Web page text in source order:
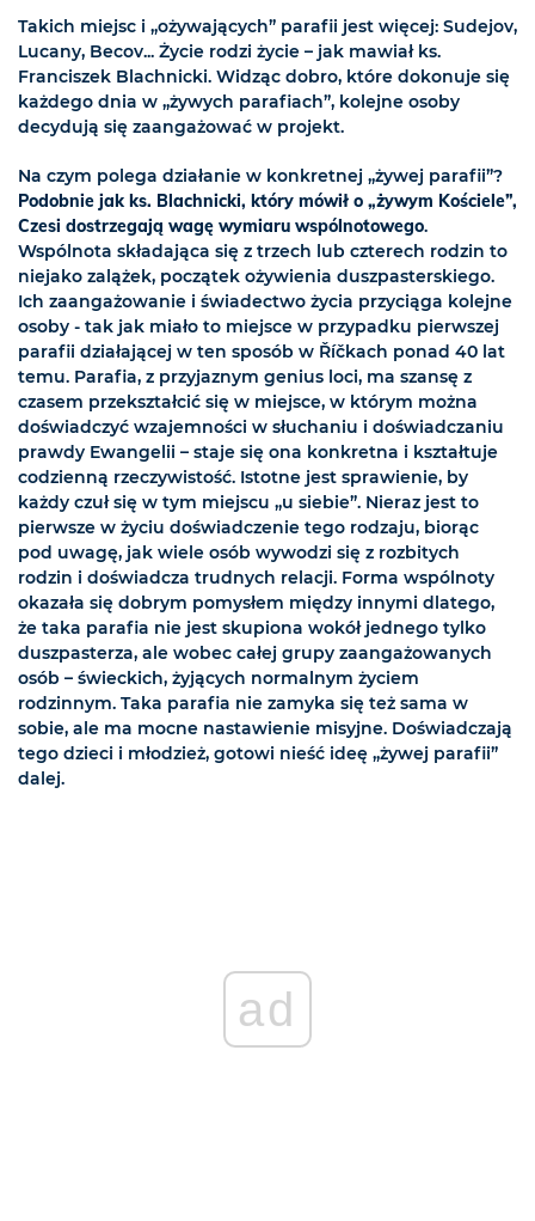
Takich miejsc i „ożywających” parafii jest więcej: Sudejov,
Lucany, Becov... Życie rodzi życie – jak mawiał ks.
Franciszek Blachnicki. Widząc dobro, które dokonuje się
każdego dnia w „żywych parafiach”, kolejne osoby
decydują się zaangażować w projekt.
Na czym polega działanie w konkretnej „żywej parafii”?
Podobnie jak ks. Blachnicki, który mówił o „żywym Kościele”,
Czesi dostrzegają wagę wymiaru wspólnotowego.
Wspólnota składająca się z trzech lub czterech rodzin to
niejako zalążek, początek ożywienia duszpasterskiego.
Ich zaangażowanie i świadectwo życia przyciąga kolejne
osoby - tak jak miało to miejsce w przypadku pierwszej
parafii działającej w ten sposób w Říčkach ponad 40 lat
temu. Parafia, z przyjaznym genius loci, ma szansę z
czasem przekształcić się w miejsce, w którym można
doświadczyć wzajemności w słuchaniu i doświadczaniu
prawdy Ewangelii – staje się ona konkretna i kształtuje
codzienną rzeczywistość. Istotne jest sprawienie, by
każdy czuł się w tym miejscu „u siebie”. Nieraz jest to
pierwsze w życiu doświadczenie tego rodzaju, biorąc
pod uwagę, jak wiele osób wywodzi się z rozbitych
rodzin i doświadcza trudnych relacji. Forma wspólnoty
okazała się dobrym pomysłem między innymi dlatego,
że taka parafia nie jest skupiona wokół jednego tylko
duszpasterza, ale wobec całej grupy zaangażowanych
osób – świeckich, żyjących normalnym życiem
rodzinnym. Taka parafia nie zamyka się też sama w
sobie, ale ma mocne nastawienie misyjne. Doświadczają
tego dzieci i młodzież, gotowi nieść ideę „żywej parafii”
dalej.
ad